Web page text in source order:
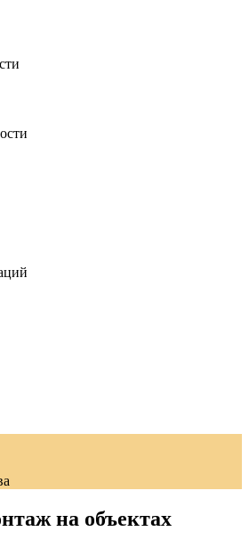
на объектах